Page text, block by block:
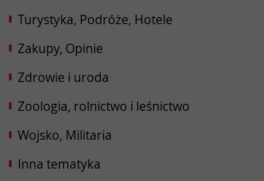
Turystyka, Podróże, Hotele
Zakupy, Opinie
Zdrowie i uroda
Zoologia, rolnictwo i leśnictwo
Wojsko, Militaria
Inna tematyka